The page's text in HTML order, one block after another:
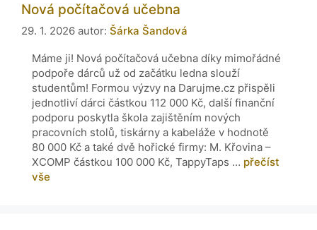
Nová počítačová učebna
29. 1. 2026 autor: Šárka Šandová
Máme ji! Nová počítačová učebna díky mimořádné
podpoře dárců už od začátku ledna slouží
studentům! Formou výzvy na Darujme.cz přispěli
jednotliví dárci částkou 112 000 Kč, další finanční
podporu poskytla škola zajištěním nových
pracovních stolů, tiskárny a kabeláže v hodnotě
80 000 Kč a také dvě hořické firmy: M. Křovina –
XCOMP částkou 100 000 Kč, TappyTaps … přečíst
vše